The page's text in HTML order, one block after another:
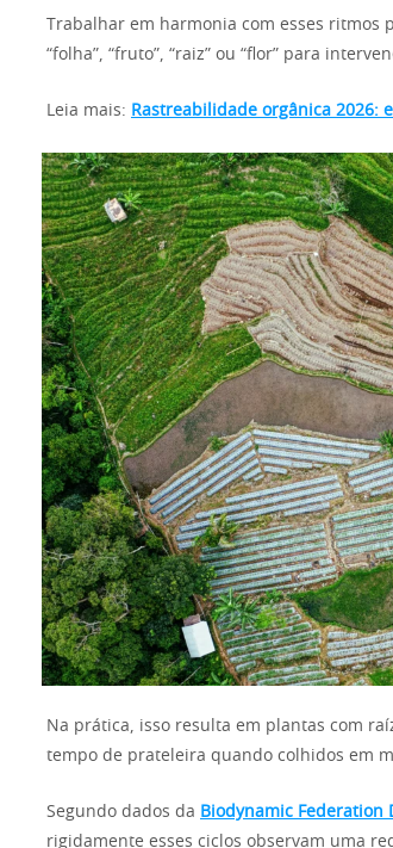
Trabalhar em harmonia com esses
“folha”, “fruto”, “raiz” ou “flor” para
Leia mais: Rastreabilidade orgânica 2026:
Na prática, isso resulta em plantas com
tempo de prateleira quando colhidos em
Segundo dados da Biodynamic Federation
rigidamente esses ciclos observam uma